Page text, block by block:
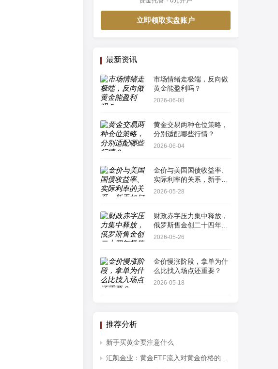
立即领取实盘账户
最新资讯
市场情绪走极端，反向做
黄金能盈利吗？
2026-06-08
黄金交易两种仓位策略，
分别适配哪些行情？
2026-06-04
金价与美国国债收益率、
实际利率的关系，新手如
何看懂最简单指标？
2026-05-28
财政赤字压力集中释放，
俄罗斯售金创二十四年极
值
2026-05-26
金价慢涨阶段，拿单为什
么比找入场点还重要？
2026-05-18
推荐分析
新手买黄金要注意什么
汇凯金业：黄金ETF流入对黄金价格的影响分析